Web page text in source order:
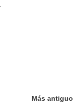
Más antiguo